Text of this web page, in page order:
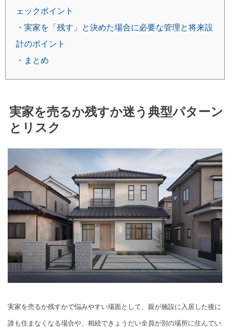
ェックポイント
・実家を「残す」と決めた場合に必要な管理と将来設
計のポイント
・まとめ
実家を売るか残すか迷う典型パターン
とリスク
実家を売るか残すかで悩みやすい場面として、親が施設に入居した後に
誰も住まなくなる場合や、相続できょうだい全員が別の場所に住んでい